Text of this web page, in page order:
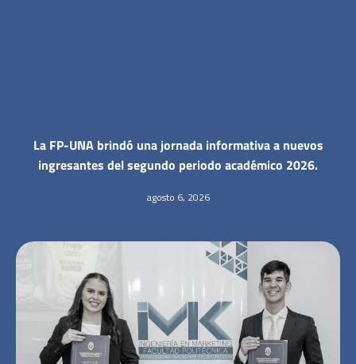
La FP-UNA brindó una jornada informativa a nuevos
ingresantes del segundo periodo académico 2026.
agosto 6, 2026